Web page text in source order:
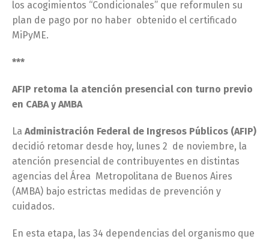
los acogimientos “Condicionales” que reformulen su
plan de pago por no haber obtenido el certificado
MiPyME.
***
AFIP retoma la atención presencial con turno previo
en CABA y AMBA
La Administración Federal de Ingresos Públicos (AFIP)
decidió retomar desde hoy, lunes 2 de noviembre, la
atención presencial de contribuyentes en distintas
agencias del Área Metropolitana de Buenos Aires
(AMBA) bajo estrictas medidas de prevención y
cuidados.
En esta etapa, las 34 dependencias del organismo que